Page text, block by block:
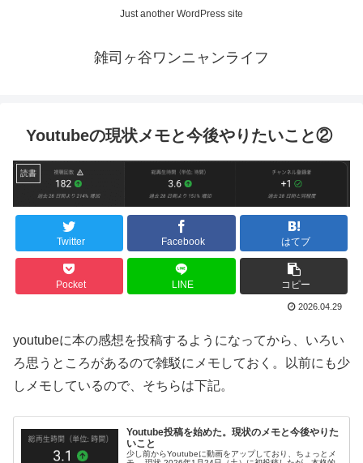
Just another WordPress site
雑司ヶ谷ワンニャンライフ
Youtubeの現状メモと今後やりたいこと②
読書
Twitter Facebook はてブ
Pocket LINE コピー
2026.04.29
youtubeに本の感想を投稿するようになってから、いろい
ろ思うところがあるので雑駁にメモしておく。以前にも少
しメモしているので、そちらは下記。
Youtube投稿を始めた。現状のメモと今後やりた
いこと
少し前からYoutubeに動画をアップしており、ちょっとメ